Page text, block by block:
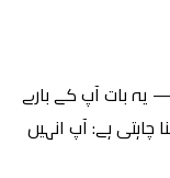
یہ بات آپ کے بارے
چاہتی ہے: آپ انہیں